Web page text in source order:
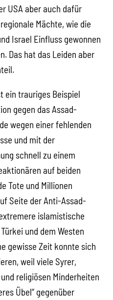
USA aber auch dafür
Mächte, wie die
Israel Einfluss gewonnen
Das hat das Leiden aber
ein trauriges Beispiel
gegen das Assad-
wegen einer fehlenden
und mit der
schnell zu einem
auf beiden
Tote und Millionen
Seite der Anti-Assad-
islamistische
und dem Westen
gewisse Zeit konnte sich
weil viele Syrer,
religiösen Minderheiten
Übel“ gegenüber